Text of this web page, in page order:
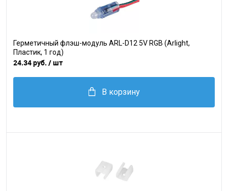
Герметичный флэш-модуль ARL-D12 5V RGB (Arlight,
Пластик, 1 год)
24.34 руб. / шт
В корзину